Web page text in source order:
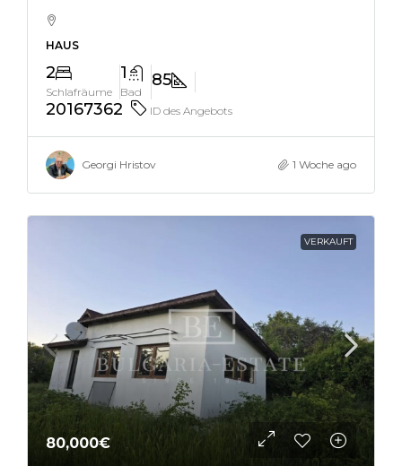
HAUS
2
Schlafräume
1
Bad
85
20167362
ID des Angebots
Georgi Hristov 1 Woche ago
VERKAUFT
80,000€